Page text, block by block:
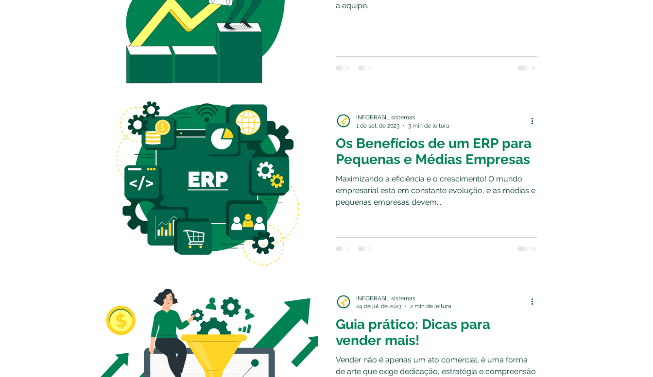
a equipe.
Os Benefícios de um ERP para
Pequenas e Médias Empresas
Maximizando a eficiência e o crescimento! O mundo
empresarial está em constante evolução, e as médias e
pequenas empresas devem...
INFOBRASIL sistemas
1 de set. de 2023
3 min de leitura
Guia prático: Dicas para
vender mais!
Vender não é apenas um ato comercial, é uma forma
de arte que exige dedicação, estratégia e compreensão
INFOBRASIL sistemas
24 de jul. de 2023
2 min de leitura